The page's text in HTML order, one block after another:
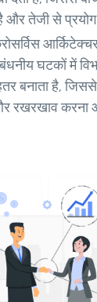
और तेजी से प्रयोग
घटकों में
बनाता है,
रखरखाव करना